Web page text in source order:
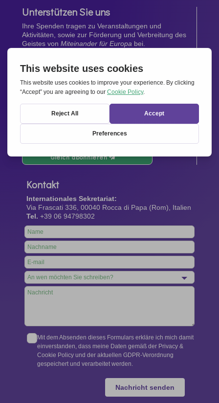
Unterstützen Sie uns
Ihre Spenden tragen zu Veranstaltungen und
Aktivitäten, sowie zur Förderung und Verbreitung des
Geistes von Miteinander für Europa bei.
Jetzt spenden
Newsletter
Bleiben Sie auf dem Laufenden mit den neuesten
Infos aus unserem Netzwerk.
Gleich abonnieren
Kontakt
Internationales Sekretariat:
Via Frascati 336, 00040 Rocca di Papa (Rom), Italien
Tel. +39 06 94798302
Leave
this
field
blank
Mit dem Absenden dieses Formulars erkläre ich mich damit
einverstanden, dass meine Daten gemäß der Privacy &
Cookie Policy und der aktuellen GDPR-Verordnung
gespeichert und verarbeitet werden.
Nachricht senden